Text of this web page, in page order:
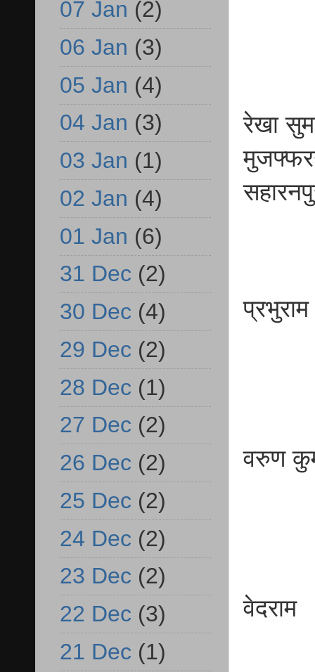
रेखा
वरुण
07 Jan (2)
06 Jan (3)
05 Jan (4)
04 Jan (3)
03 Jan (1)
02 Jan (4)
01 Jan (6)
31 Dec (2)
30 Dec (4)
29 Dec (2)
28 Dec (1)
27 Dec (2)
26 Dec (2)
25 Dec (2)
24 Dec (2)
23 Dec (2)
22 Dec (3)
21 Dec (1)